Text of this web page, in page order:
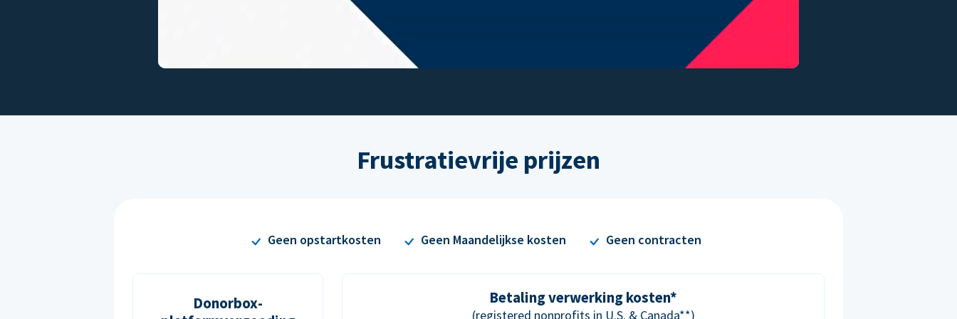
Frustratievrije prijzen
Geen opstartkosten Geen Maandelijkse kosten Geen contracten
Donorbox-
Betaling verwerking kosten*
(registered nonprofits in U.S. & Canada**)